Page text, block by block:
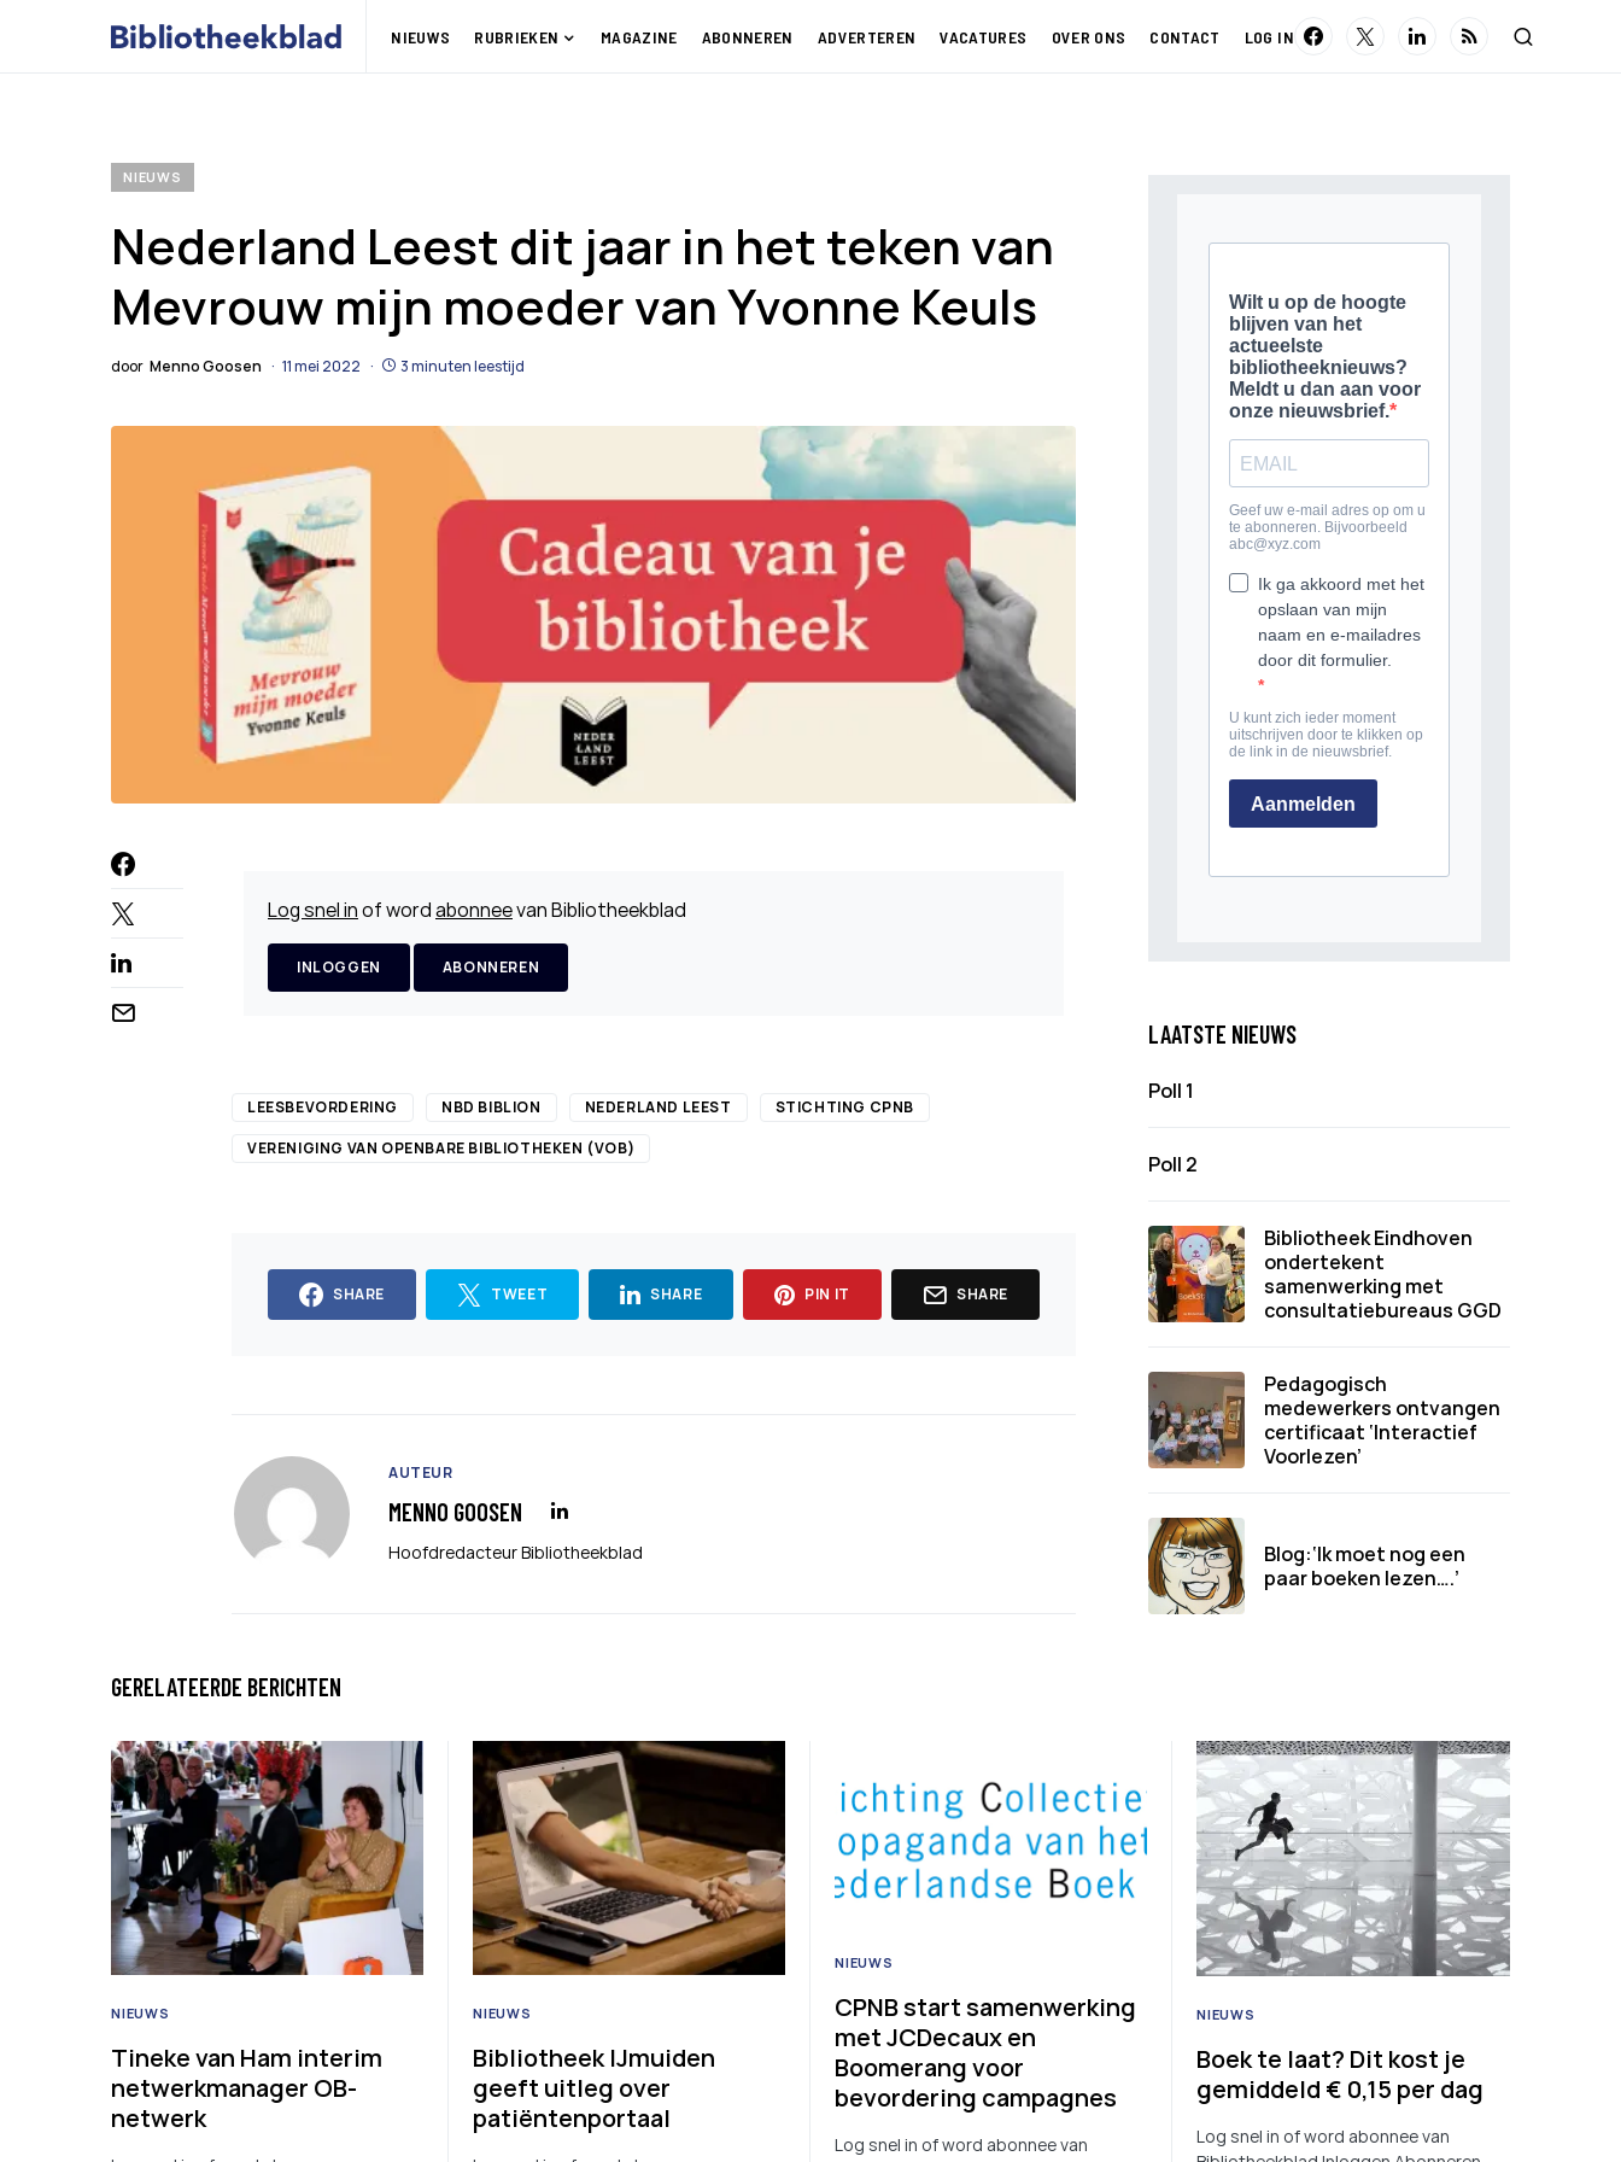
NIEUWS RUBRIEKEN MAGAZINE ABONNEREN ADVERTEREN VACATURES OVER ONS CONTACT LOG IN
NIEUWS
Nederland Leest dit jaar in het teken van
Mevrouw mijn moeder van Yvonne Keuls
door Menno Goosen 11 mei 2022 3 minuten leestijd
Log snel inof wordabonneevan Bibliotheekblad
INLOGGEN ABONNEREN
LEESBEVORDERING NBD BIBLION NEDERLAND LEEST
STICHTING CPNB
VERENIGING VAN OPENBARE BIBLIOTHEKEN (VOB)
SHARE TWEET SHARE PIN IT SHARE
AUTEUR
MENNO GOOSEN
Hoofdredacteur Bibliotheekblad
LAATSTE NIEUWS
Poll 1
Poll 2
Bibliotheek Eindhoven
ondertekent
samenwerking met
consultatiebureaus GGD
Pedagogisch
medewerkers ontvangen
certificaat ‘Interactief
Voorlezen’
Blog:‘Ik moet nog een
paar boeken lezen….’
GERELATEERDE BERICHTEN
NIEUWS
Tineke van Ham interim
netwerkmanager OB-
netwerk
NIEUWS
Bibliotheek IJmuiden
geeft uitleg over
patiëntenportaal
NIEUWS
CPNB start samenwerking
met JCDecaux en
Boomerang voor
bevordering campagnes
Log snel in of word abonnee van
NIEUWS
Boek te laat? Dit kost je
gemiddeld € 0,15 per dag
Log snel in of word abonnee van